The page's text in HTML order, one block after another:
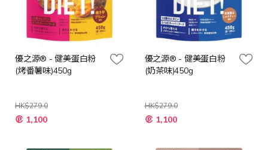
優之源® - 健美蛋白粉
(烤番薯味)450g
HK$279.0
特
殊 1,100
優之源® - 健美蛋白粉
(奶茶味)450g
HK$279.0
特
殊 1,100